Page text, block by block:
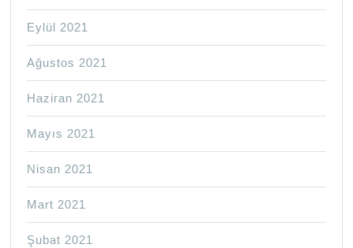
Eylül 2021
Ağustos 2021
Haziran 2021
Mayıs 2021
Nisan 2021
Mart 2021
Şubat 2021